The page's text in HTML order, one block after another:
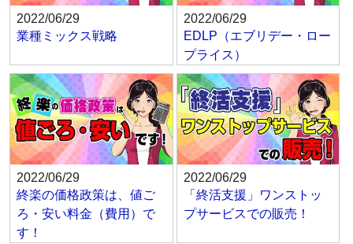
2022/06/29
業種ミックス戦略
2022/06/29
EDLP（エブリデー・ロー
プライス）
2022/06/29
終楽の価格政策は、値ご
ろ・安い料金（費用）で
す！
2022/06/29
「終活支援」ワンストッ
プサービスでの販売！